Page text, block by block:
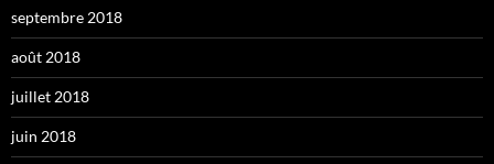
septembre 2018
août 2018
juillet 2018
juin 2018